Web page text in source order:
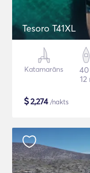
Tesoro T41XL
Katamarāns
12
$2,274/nakts